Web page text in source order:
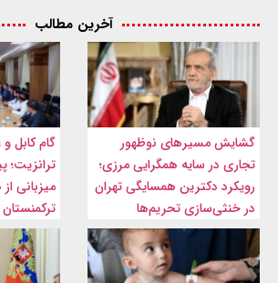
آخرین مطالب
گشایش مسیرهای نوظهور
تجاری در سایه همگرایی مرزی؛
رویکرد دکترین همسایگی تهران
در خنثی‌سازی تحریم‌ها
گام کابل
ترانزیت؛
ترکمنستان